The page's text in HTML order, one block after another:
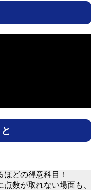
どの得意科目！
数が取れない場面も、